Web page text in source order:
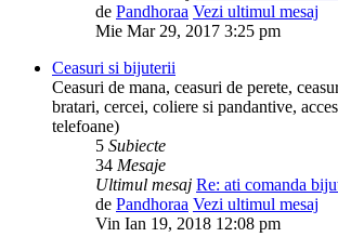
de Pandhoraa Vezi ultimul mesaj
Mie Mar 29, 2017 3:25 pm
Ceasuri si bijuterii
Ceasuri de mana, ceasuri de perete,
bratari, cercei, coliere si pandantive,
telefoane)
5 Subiecte
34 Mesaje
Ultimul mesaj Re: ati comanda
de Pandhoraa Vezi ultimul mesaj
Vin Ian 19, 2018 12:08 pm